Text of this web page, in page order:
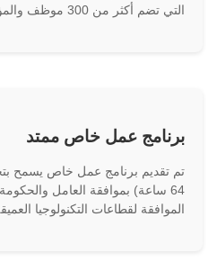
التي تضم أكثر من 300 موظف والمؤسسات العامة.
برنامج عمل خاص ممتد
64 ساعة) بموافقة العامل
الموافقة لقطاعات التكنولوجيا